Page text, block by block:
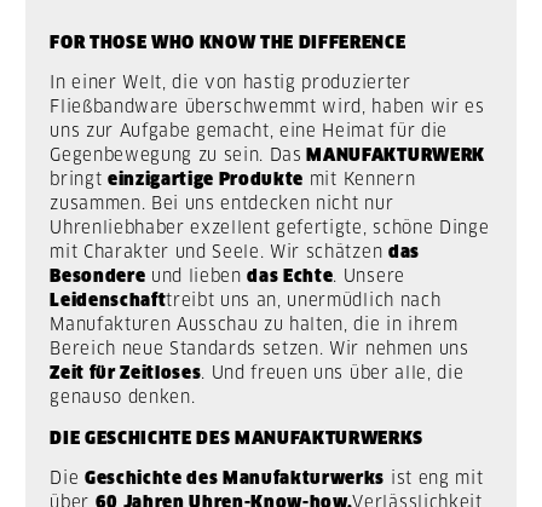
FOR THOSE WHO KNOW THE DIFFERENCE
In einer Welt, die von hastig produzierter
Fließbandware überschwemmt wird, haben wir es
uns zur Aufgabe gemacht, eine Heimat für die
Gegenbewegung zu sein. Das MANUFAKTURWERK
bringt einzigartige Produkte mit Kennern
zusammen. Bei uns entdecken nicht nur
Uhrenliebhaber exzellent gefertigte, schöne Dinge
mit Charakter und Seele. Wir schätzen das
Besondere und liebendas Echte. Unsere
Leidenschafttreibt uns an, unermüdlich nach
Manufakturen Ausschau zu halten, die in ihrem
Bereich neue Standards setzen. Wir nehmen uns
Zeit für Zeitloses. Und freuen uns über alle, die
genauso denken.
DIE GESCHICHTE DES MANUFAKTURWERKS
Die Geschichte des Manufakturwerks ist eng mit
über 60 Jahren Uhren-Know-how,Verlässlichkeit